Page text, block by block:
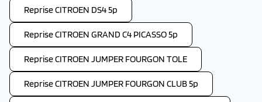
Reprise CITROEN DS4 5p
Reprise CITROEN GRAND C4 PICASSO 5p
Reprise CITROEN JUMPER FOURGON TOLE
Reprise CITROEN JUMPER FOURGON CLUB 5p